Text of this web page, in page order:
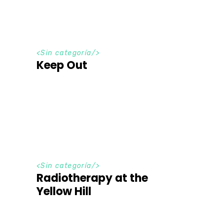
<Sin categoría/>
Keep Out
<Sin categoría/>
Radiotherapy at the
Yellow Hill